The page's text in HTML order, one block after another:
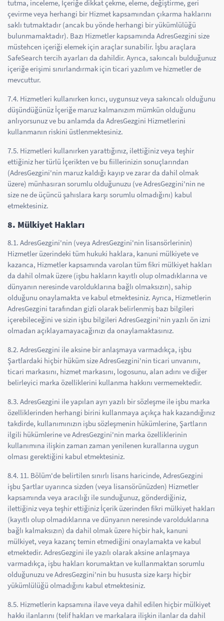
tutma, inceleme, İçeriğe dikkat çekme, eleme, değiştirme, geri
çevirme veya herhangi bir Hizmet kapsamından çıkarma haklarını
saklı tutmaktadır (ancak bu yönde herhangi bir yükümlülüğü
bulunmamaktadır). Bazı Hizmetler kapsamında AdresGezgini size
müstehcen içeriği elemek için araçlar sunabilir. İşbu araçlara
SafeSearch tercih ayarları da dahildir. Ayrıca, sakıncalı bulduğunuz
içeriğe erişimi sınırlandırmak için ticari yazılım ve hizmetler de
mevcuttur.
7.4. Hizmetleri kullanırken kırıcı, uygunsuz veya sakıncalı olduğunu
düşündüğünüz İçeriğe maruz kalmanızım mümkün olduğunu
anlıyorsunuz ve bu anlamda da AdresGezgini Hizmetlerini
kullanmanın riskini üstlenmektesiniz.
7.5. Hizmetleri kullanırken yarattığınız, ilettiğiniz veya teşhir
ettiğiniz her türlü İçerikten ve bu fiillerinizin sonuçlarından
(AdresGezgini'nin maruz kaldığı kayıp ve zarar da dahil olmak
üzere) münhasıran sorumlu olduğunuzu (ve AdresGezgini'nin ne
size ne de üçüncü şahıslara karşı sorumlu olmadığını) kabul
etmektesiniz.
8. Mülkiyet Hakları
8.1. AdresGezgini'nin (veya AdresGezgini'nin lisansörlerinin)
Hizmetler üzerindeki tüm hukuki haklara, kanuni mülkiyete ve
kazanca, Hizmetler kapsamında varolan tüm fikri mülkiyet hakları
da dahil olmak üzere (işbu hakların kayıtlı olup olmadıklarına ve
dünyanın neresinde varolduklarına bağlı olmaksızın), sahip
olduğunu onaylamakta ve kabul etmektesiniz. Ayrıca, Hizmetlerin
AdresGezgini tarafından gizli olarak belirlenmiş bazı bilgileri
içerebileceğini ve sizin işbu bilgileri AdresGezgini'nin yazılı ön izni
olmadan açıklayamayacağınızı da onaylamaktasınız.
8.2. AdresGezgini ile aksine bir anlaşmaya varmadıkça, işbu
Şartlardaki hiçbir hüküm size AdresGezgini'nin ticari unvanını,
ticari markasını, hizmet markasını, logosunu, alan adını ve diğer
belirleyici marka özelliklerini kullanma hakkını vermemektedir.
8.3. AdresGezgini ile yapılan ayrı yazılı bir sözleşme ile işbu marka
özelliklerinden herhangi birini kullanmaya açıkça hak kazandığınız
takdirde, kullanımınızın işbu sözleşmenin hükümlerine, Şartların
ilgili hükümlerine ve AdresGezgini'nin marka özelliklerinin
kullanımına ilişkin zaman zaman yenilenen kurallarına uygun
olması gerektiğini kabul etmektesiniz.
8.4. 11. Bölüm'de belirtilen sınırlı lisans haricinde, AdresGezgini
işbu Şartlar uyarınca sizden (veya lisansörünüzden) Hizmetler
kapsamında veya aracılığı ile sunduğunuz, gönderdiğiniz,
ilettiğiniz veya teşhir ettiğiniz İçerik üzerinden fikri mülkiyet hakları
(kayıtlı olup olmadıklarına ve dünyanın neresinde varolduklarına
bağlı kalmaksızın) da dahil olmak üzere hiçbir hak, kanuni
mülkiyet, veya kazanç temin etmediğini onaylamakta ve kabul
etmektedir. AdresGezgini ile yazılı olarak aksine anlaşmaya
varmadıkça, işbu hakları korumaktan ve kullanmaktan sorumlu
olduğunuzu ve AdresGezgini'nin bu hususta size karşı hiçbir
yükümlülüğü olmadığını kabul etmektesiniz.
8.5. Hizmetlerin kapsamına ilave veya dahil edilen hiçbir mülkiyet
hakkı ilanlarını (telif hakları ve markalara ilişkin ilanlar da dahil